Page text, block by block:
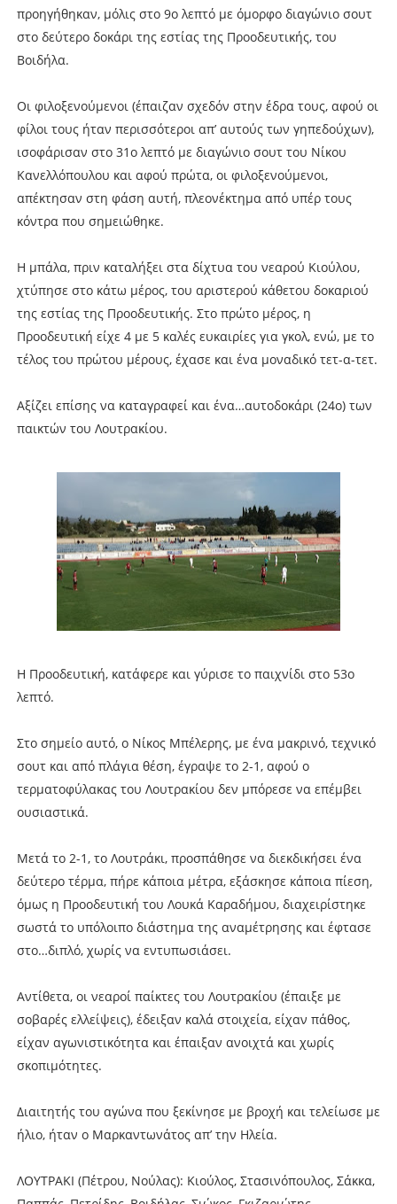
προηγήθηκαν, μόλις στο 9ο λεπτό με όμορφο διαγώνιο σουτ
στο δεύτερο δοκάρι της εστίας της Προοδευτικής, του
Βοιδήλα.
Οι φιλοξενούμενοι (έπαιζαν σχεδόν στην έδρα τους, αφού οι
φίλοι τους ήταν περισσότεροι απ’ αυτούς των γηπεδούχων),
ισοφάρισαν στο 31ο λεπτό με διαγώνιο σουτ του Νίκου
Κανελλόπουλου και αφού πρώτα, οι φιλοξενούμενοι,
απέκτησαν στη φάση αυτή, πλεονέκτημα από υπέρ τους
κόντρα που σημειώθηκε.
Η μπάλα, πριν καταλήξει στα δίχτυα του νεαρού Κιούλου,
χτύπησε στο κάτω μέρος, του αριστερού κάθετου δοκαριού
της εστίας της Προοδευτικής. Στο πρώτο μέρος, η
Προοδευτική είχε 4 με 5 καλές ευκαιρίες για γκολ, ενώ, με το
τέλος του πρώτου μέρους, έχασε και ένα μοναδικό τετ-α-τετ.
Αξίζει επίσης να καταγραφεί και ένα…αυτοδοκάρι (24ο) των
παικτών του Λουτρακίου.
Η Προοδευτική, κατάφερε και γύρισε το παιχνίδι στο 53ο
λεπτό.
Στο σημείο αυτό, ο Νίκος Μπέλερης, με ένα μακρινό, τεχνικό
σουτ και από πλάγια θέση, έγραψε το 2-1, αφού ο
τερματοφύλακας του Λουτρακίου δεν μπόρεσε να επέμβει
ουσιαστικά.
Μετά το 2-1, το Λουτράκι, προσπάθησε να διεκδικήσει ένα
δεύτερο τέρμα, πήρε κάποια μέτρα, εξάσκησε κάποια πίεση,
όμως η Προοδευτική του Λουκά Καραδήμου, διαχειρίστηκε
σωστά το υπόλοιπο διάστημα της αναμέτρησης και έφτασε
στο…διπλό, χωρίς να εντυπωσιάσει.
Αντίθετα, οι νεαροί παίκτες του Λουτρακίου (έπαιξε με
σοβαρές ελλείψεις), έδειξαν καλά στοιχεία, είχαν πάθος,
είχαν αγωνιστικότητα και έπαιξαν ανοιχτά και χωρίς
σκοπιμότητες.
Διαιτητής του αγώνα που ξεκίνησε με βροχή και τελείωσε με
ήλιο, ήταν ο Μαρκαντωνάτος απ’ την Ηλεία.
ΛΟΥΤΡΑΚΙ (Πέτρου, Νούλας): Κιούλος, Στασινόπουλος, Σάκκα,